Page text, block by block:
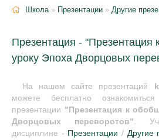
Школа» Презентации » Другие
Презентация -
уроку Эпоха Дворцовых
На нашем сайте презентаций
можете бесплатно
презентации "Презентация к
Дворцовых переворотов".
дисциплине - Презентации / Другие